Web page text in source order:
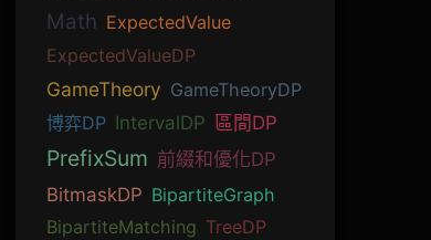
Math ExpectedValue
ExpectedValueDP
GameTheory GameTheoryDP
博弈DP IntervalDP 區間DP
PrefixSum 前綴和優化DP
BitmaskDP BipartiteGraph
BipartiteMatching TreeDP